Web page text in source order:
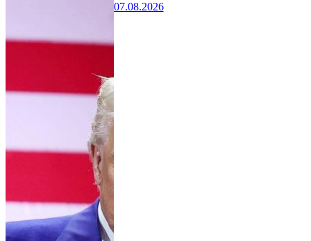
07.08.2026